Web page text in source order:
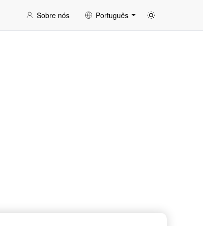
Sobre nós Português